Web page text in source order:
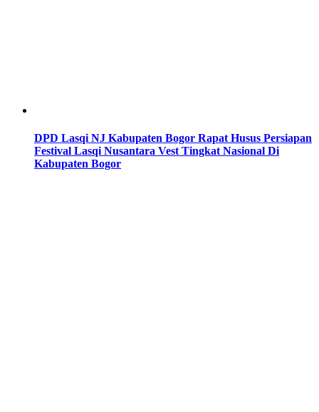
DPD Lasqi NJ Kabupaten Bogor Rapat Husus Persiapan
Festival Lasqi Nusantara Vest Tingkat Nasional Di
Kabupaten Bogor